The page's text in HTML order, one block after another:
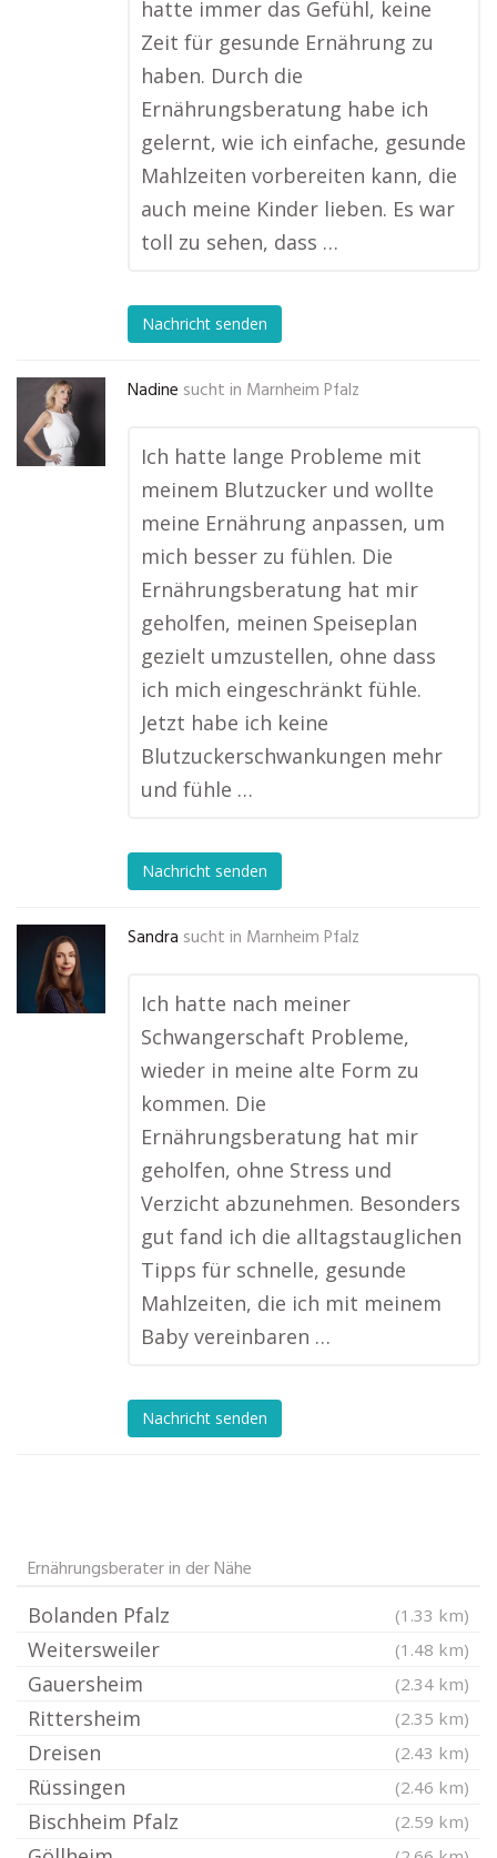
hatte immer das Gefühl, keine
Zeit für gesunde Ernährung zu
haben. Durch die
Ernährungsberatung habe ich
gelernt, wie ich einfache, gesunde
Mahlzeiten vorbereiten kann, die
auch meine Kinder lieben. Es war
toll zu sehen, dass …
Nachricht senden
Nadine sucht in Marnheim Pfalz
Ich hatte lange Probleme mit
meinem Blutzucker und wollte
meine Ernährung anpassen, um
mich besser zu fühlen. Die
Ernährungsberatung hat mir
geholfen, meinen Speiseplan
gezielt umzustellen, ohne dass
ich mich eingeschränkt fühle.
Jetzt habe ich keine
Blutzuckerschwankungen mehr
und fühle …
Nachricht senden
Sandra sucht in Marnheim Pfalz
Ich hatte nach meiner
Schwangerschaft Probleme,
wieder in meine alte Form zu
kommen. Die
Ernährungsberatung hat mir
geholfen, ohne Stress und
Verzicht abzunehmen. Besonders
gut fand ich die alltagstauglichen
Tipps für schnelle, gesunde
Mahlzeiten, die ich mit meinem
Baby vereinbaren …
Nachricht senden
Ernährungsberater in der Nähe
Bolanden Pfalz (1.33 km)
Weitersweiler (1.48 km)
Gauersheim (2.34 km)
Rittersheim (2.35 km)
Dreisen (2.43 km)
Rüssingen (2.46 km)
Bischheim Pfalz (2.59 km)